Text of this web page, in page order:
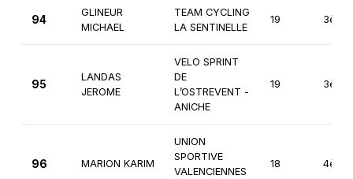
94
GLINEUR
MICHAEL
TEAM CYCLING
LA SENTINELLE
19 3ème
95
LANDAS
JEROME
VELO SPRINT
DE
L’OSTREVENT -
ANICHE
19 3ème
96 MARION KARIM
UNION
SPORTIVE
VALENCIENNES
18 4ème